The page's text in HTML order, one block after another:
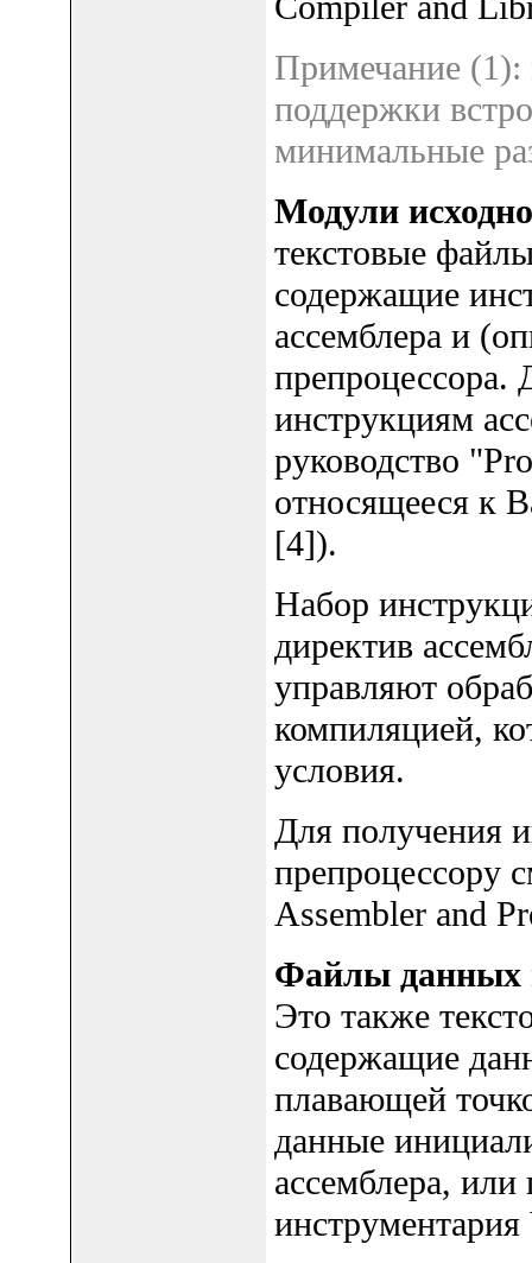
Примечание (1):
поддержки
минимальные
Модули
текстовые
содержащие
ассемблера и
инструкциям
руководство
относящееся к
[4]).
Набор
директив
управляют
компиляцией,
условия.
Для получения
препроцессору
Assembler and
Файлы данных
Это также
содержащие
плавающей
данные
ассемблера,